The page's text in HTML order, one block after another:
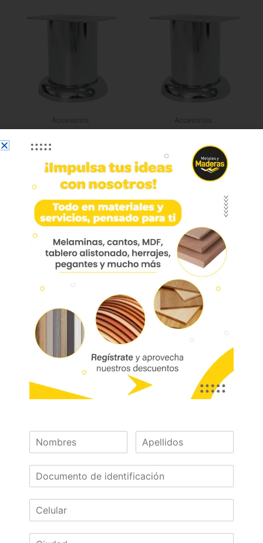
Accesorios
Cromada X 10cm
Leer más
Accesorios
Cromada X 8cm
Leer más
Accesorios
Pata 306 Acero Diagonal
Ø43mm
Leer más
Accesorios
Pata 307 Acero Negra
Leer más
Accesorios Accesorios